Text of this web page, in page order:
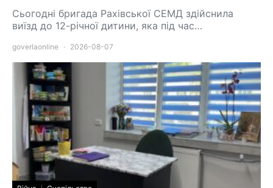
Сьогодні бригада Рахівської СЕМД здійснила
виїзд до 12-річної дитини, яка під час…
goverlaonline 2026-08-07